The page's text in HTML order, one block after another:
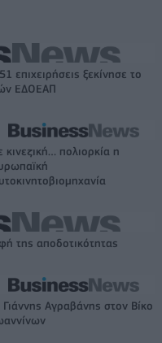
ξεκίνησε το
ΕΔΟΕΑΠ
κινεζική… πολιορκία η
της αποδοτικότητας
Αγραβάνης στον Βίκο